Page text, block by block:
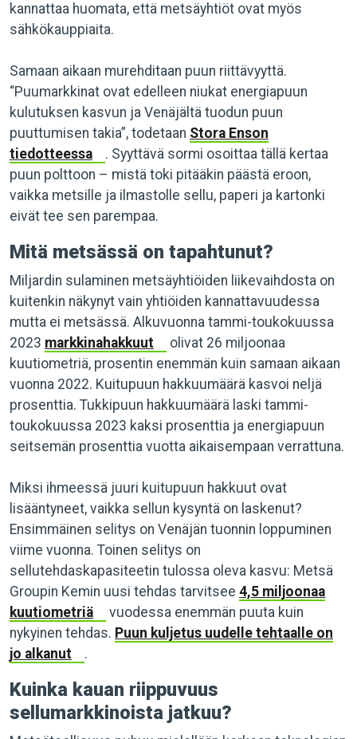
kannattaa huomata, että metsäyhtiöt ovat myös
sähkökauppiaita.
Samaan aikaan murehditaan puun riittävyyttä.
“Puumarkkinat ovat edelleen niukat energiapuun
kulutuksen kasvun ja Venäjältä tuodun puun
puuttumisen takia”, todetaan Stora Enson
tiedotteessa
. Syyttävä sormi osoittaa tällä kertaa
puun polttoon – mistä toki pitääkin päästä eroon,
vaikka metsille ja ilmastolle sellu, paperi ja kartonki
eivät tee sen parempaa.
Mitä metsässä on tapahtunut?
Miljardin sulaminen metsäyhtiöiden liikevaihdosta on
kuitenkin näkynyt vain yhtiöiden kannattavuudessa
mutta ei metsässä. Alkuvuonna tammi-toukokuussa
2023 markkinahakkuut
olivat 26 miljoonaa
kuutiometriä, prosentin enemmän kuin samaan aikaan
vuonna 2022. Kuitupuun hakkuumäärä kasvoi neljä
prosenttia. Tukkipuun hakkuumäärä laski tammi-
toukokuussa 2023 kaksi prosenttia ja energiapuun
seitsemän prosenttia vuotta aikaisempaan verrattuna.
Miksi ihmeessä juuri kuitupuun hakkuut ovat
lisääntyneet, vaikka sellun kysyntä on laskenut?
Ensimmäinen selitys on Venäjän tuonnin loppuminen
viime vuonna. Toinen selitys on
sellutehdaskapasiteetin tulossa oleva kasvu: Metsä
Groupin Kemin uusi tehdas tarvitsee 4,5 miljoonaa
kuutiometriä
vuodessa enemmän puuta kuin
nykyinen tehdas. Puun kuljetus uudelle tehtaalle on
jo alkanut
.
Kuinka kauan riippuvuus
sellumarkkinoista jatkuu?